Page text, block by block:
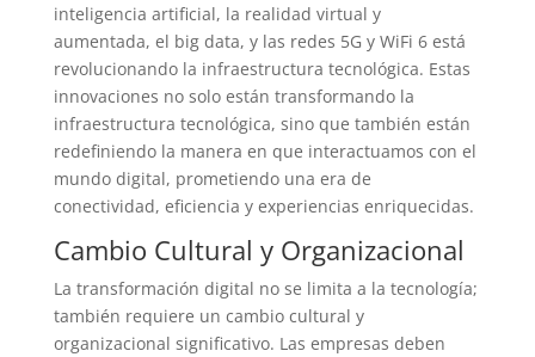
inteligencia artificial, la realidad virtual y
aumentada, el big data, y las redes 5G y WiFi 6 está
revolucionando la infraestructura tecnológica. Estas
innovaciones no solo están transformando la
infraestructura tecnológica, sino que también están
redefiniendo la manera en que interactuamos con el
mundo digital, prometiendo una era de
conectividad, eficiencia y experiencias enriquecidas.
Cambio Cultural y Organizacional
La transformación digital no se limita a la tecnología;
también requiere un cambio cultural y
organizacional significativo. Las empresas deben